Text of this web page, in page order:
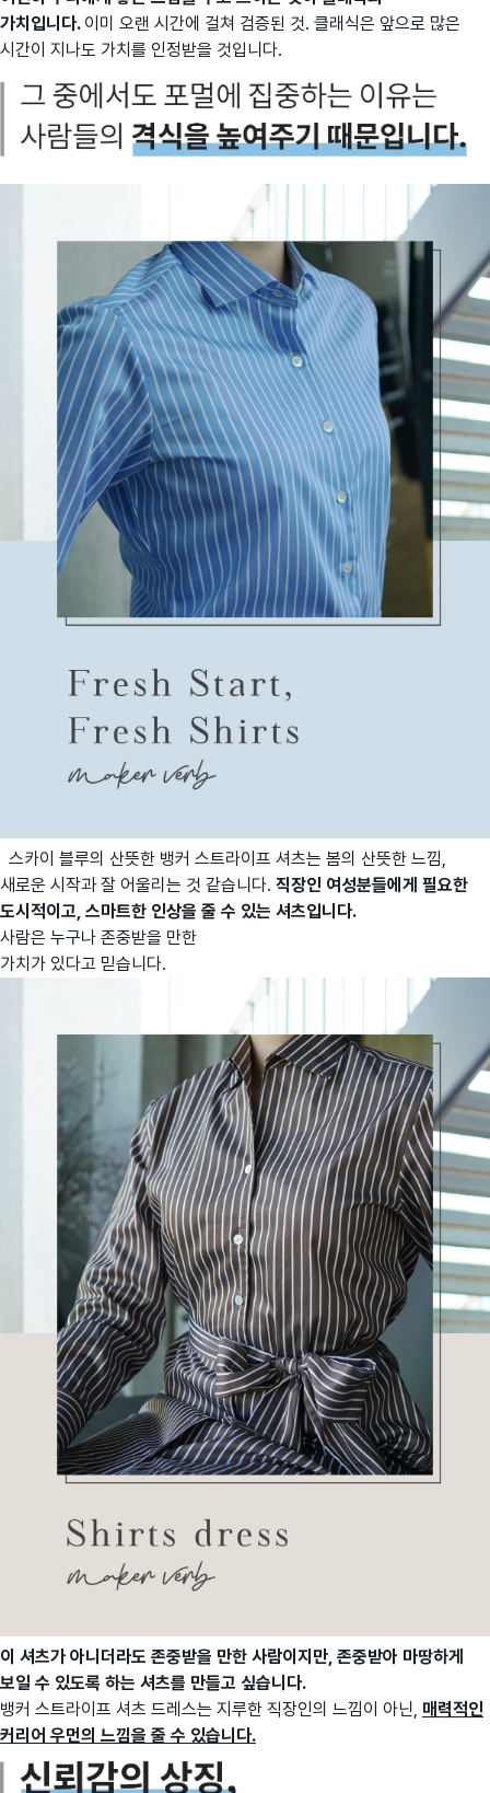
가치입니다. 이미 오랜 시간에 걸쳐 검증된 것. 클래식은 앞으로 많은
시간이 지나도 가치를 인정받을 것입니다.
스카이 블루의 산뜻한 뱅커 스트라이프 셔츠는 봄의 산뜻한 느낌,
새로운 시작과 잘 어울리는 것 같습니다. 직장인 여성분들에게 필요한
도시적이고, 스마트한 인상을 줄 수 있는 셔츠입니다.
사람은 누구나 존중받을 만한
가치가 있다고 믿습니다.
이 셔츠가 아니더라도 존중받을 만한 사람이지만, 존중받아 마땅하게
보일 수 있도록 하는 셔츠를 만들고 싶습니다.
뱅커 스트라이프 셔츠 드레스는 지루한 직장인의 느낌이 아닌, 매력적인
커리어 우먼의 느낌을 줄 수 있습니다.